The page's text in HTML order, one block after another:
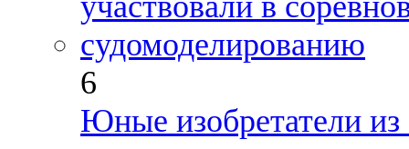
6
Юные изобретатели из